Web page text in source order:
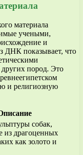
материала
учеными,
и
ДНК показывает, что
пород. Это
и религиозную
собак,
из драгоценных
как золото и